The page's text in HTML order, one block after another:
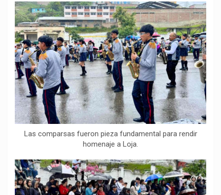
Las comparsas fueron pieza fundamental para rendir
homenaje a Loja.